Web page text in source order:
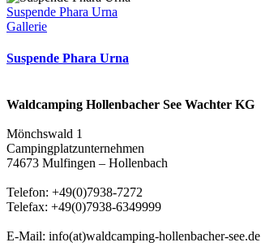
Suspende Phara Urna
Gallerie
Suspende Phara Urna
Waldcamping Hollenbacher See Wachter KG
Mönchswald 1
Campingplatzunternehmen
74673 Mulfingen – Hollenbach
Telefon: +49(0)7938-7272
Telefax: +49(0)7938-6349999
E-Mail: info(at)waldcamping-hollenbacher-see.de